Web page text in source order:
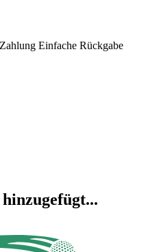
Einfache Rückgabe